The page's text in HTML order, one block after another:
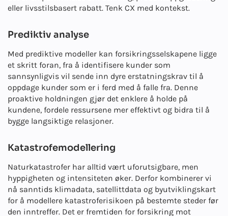
eller livsstilsbasert rabatt. Tenk CX med kontekst.
Prediktiv analyse
Med prediktive modeller kan forsikringsselskapene ligge
et skritt foran, fra å identifisere kunder som
sannsynligvis vil sende inn dyre erstatningskrav til å
oppdage kunder som er i ferd med å falle fra. Denne
proaktive holdningen gjør det enklere å holde på
kundene, fordele ressursene mer effektivt og bidra til å
bygge langsiktige relasjoner.
Katastrofemodellering
Naturkatastrofer har alltid vært uforutsigbare, men
hyppigheten og intensiteten øker. Derfor kombinerer vi
nå sanntids klimadata, satellittdata og byutviklingskart
for å modellere katastroferisikoen på bestemte steder før
den inntreffer. Det er fremtiden for forsikring mot